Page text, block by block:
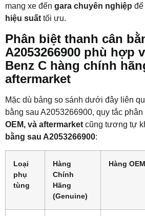
mang xe đến gara chuyên nghiệp để
hiệu suất tối ưu.
Phân biệt thanh cân
A2053266900 phù hợp
Benz C hàng chính
aftermarket
Mặc dù bảng so sánh dưới đây liên
bằng sau A2053266900, quy tắc
OEM, và aftermarket cũng tương tự
bằng sau A2053266900:
Loại
phụ
tùng
Hàng
Chính
Hãng
(Genuine)
Hàng OEM